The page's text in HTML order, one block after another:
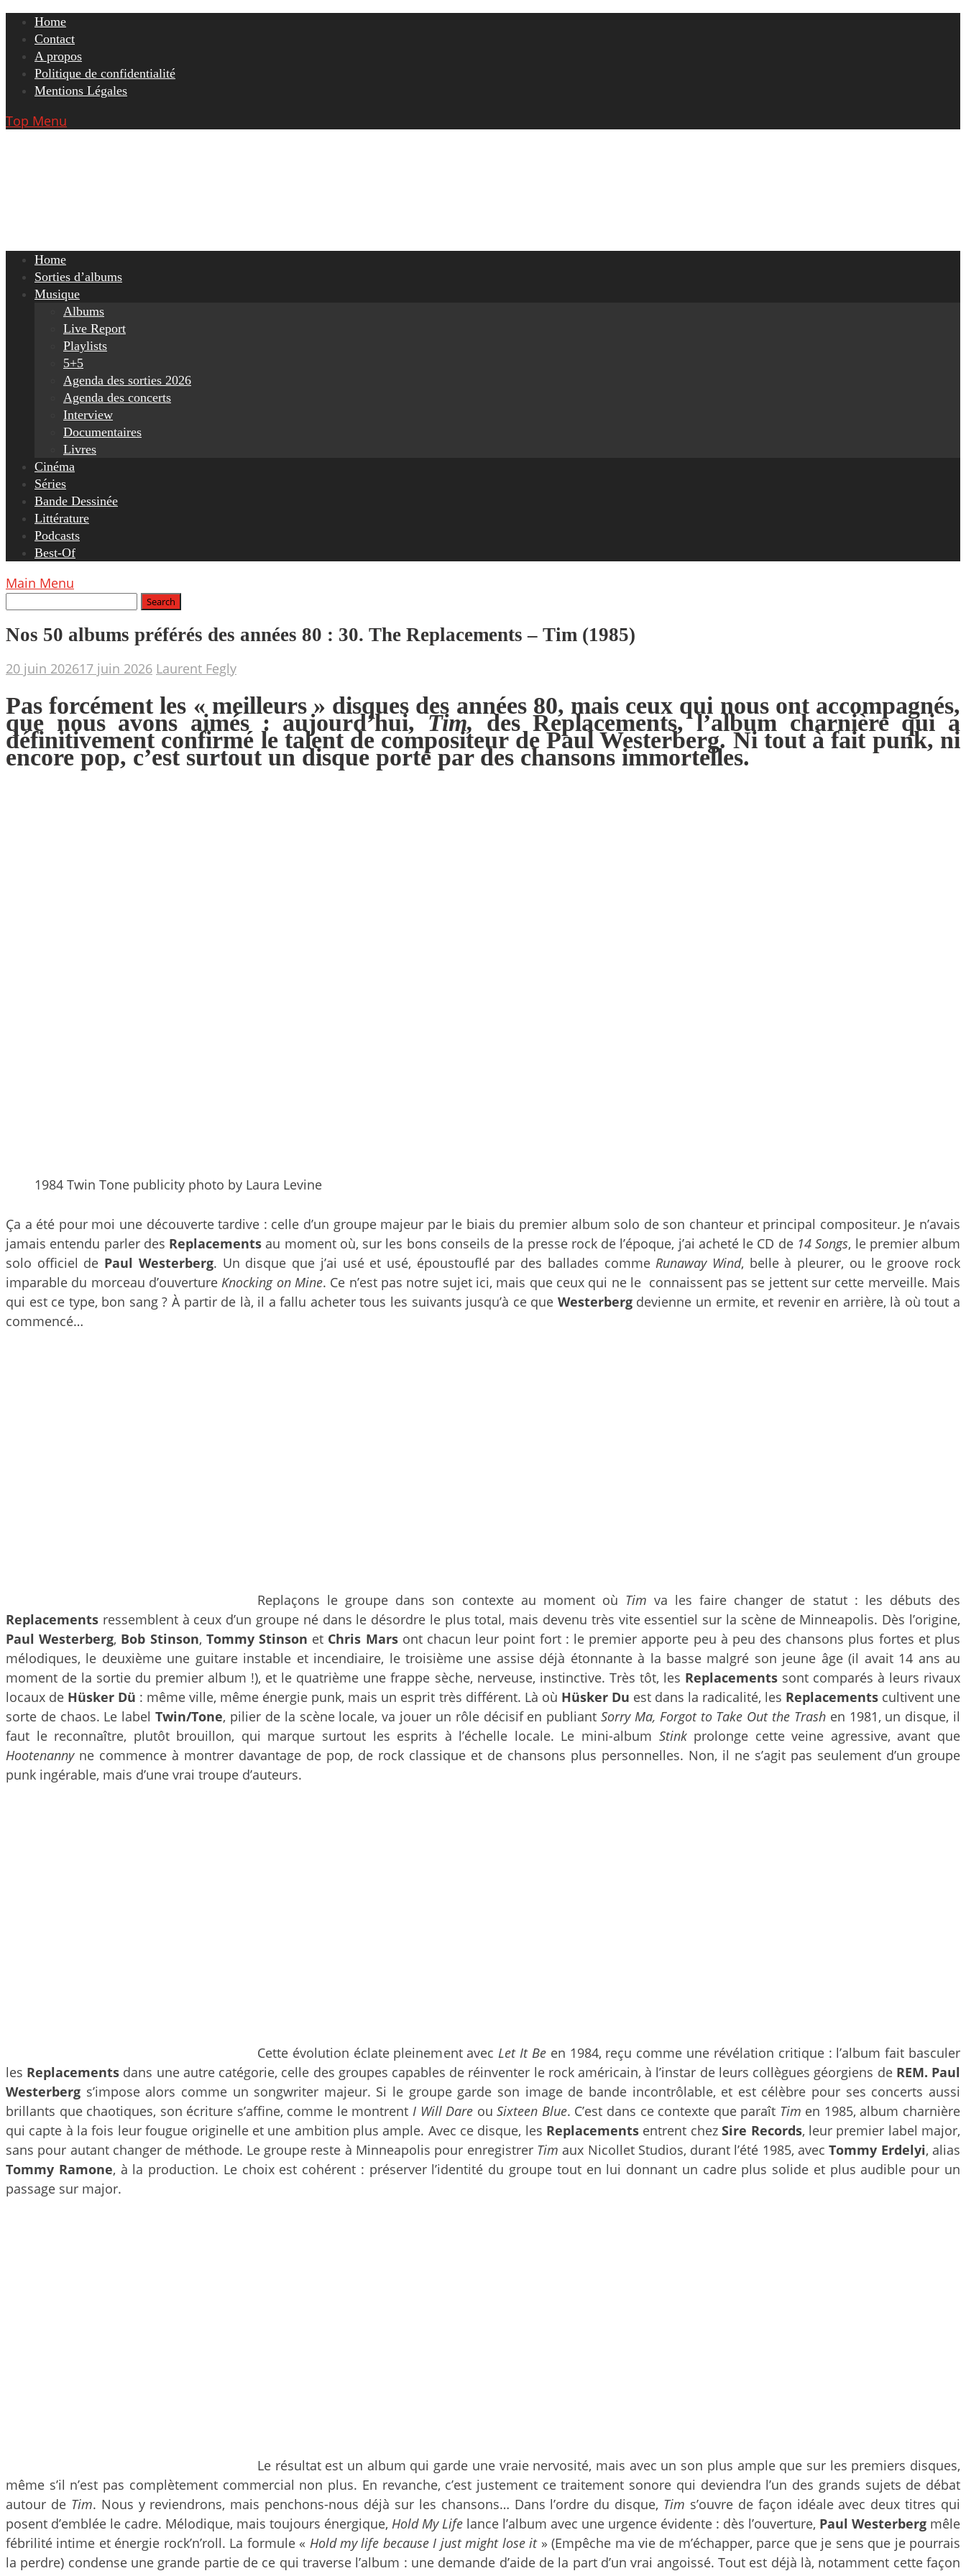
Skip
content
Home
Contact
A propos
Politique de confidentialité
Mentions Légales
Top Menu
Home
Sorties d’albums
Musique
Albums
Live Report
Playlists
5+5
Agenda des sorties 2026
Agenda des concerts
Interview
Documentaires
Livres
Cinéma
Séries
Bande Dessinée
Littérature
Podcasts
Best-Of
Main Menu
Nos 50 albums préférés des années 80 : 30. The Replacements – Tim (1985)
20 juin 202617 juin 2026 Laurent Fegly
Pas forcément les « meilleurs » disques des années 80, mais ceux qui nous ont accompagnés,
que nous avons aimés : aujourd’hui,Tim,des Replacements, l’album charnière qui a
définitivement confirmé le talent de compositeur de Paul Westerberg. Ni tout à fait punk, ni
encore pop, c’est surtout un disque porté par des chansons immortelles.
1984 Twin Tone publicity photo by Laura Levine
Ça a été pour moi une découverte tardive : celle d’un groupe majeur par le biais du premier album solo de son chanteur et principal compositeur. Je n’avais
jamais entendu parler des Replacements au moment où, sur les bons conseils de la presse rock de l’époque, j’ai acheté le CD de 14 Songs, le premier album
solo officiel de Paul Westerberg. Un disque que j’ai usé et usé, époustouflé par des ballades commeRunaway Wind, belle à pleurer, ou le groove rock
imparable du morceau d’ouvertureKnocking on Mine. Ce n’est pas notre sujet ici, mais que ceux qui ne le connaissent pas se jettent sur cette merveille. Mais
qui est ce type, bon sang ? À partir de là, il a fallu acheter tous les suivants jusqu’à ce que Westerbergdevienne un ermite, et revenir en arrière, là où tout a
commencé…
Replaçons le groupe dans son contexte au moment où Tim va les faire changer de statut : les débuts des
Replacements ressemblent à ceux d’un groupe né dans le désordre le plus total, mais devenu très vite essentiel sur la scène de Minneapolis. Dès l’origine,
Paul Westerberg, Bob Stinson, Tommy Stinson et Chris Marsont chacun leur point fort : le premier apporte peu à peu des chansons plus fortes et plus
mélodiques, le deuxième une guitare instable et incendiaire, le troisième une assise déjà étonnante à la basse malgré son jeune âge (il avait 14 ans au
moment de la sortie du premier album !), et le quatrième une frappe sèche, nerveuse, instinctive. Très tôt, les Replacementssont comparés à leurs rivaux
locaux de Hüsker Dü : même ville, même énergie punk, mais un esprit très différent. Là où Hüsker Du est dans la radicalité, les Replacementscultivent une
sorte de chaos. Le labelTwin/Tone, pilier de la scène locale, va jouer un rôle décisif en publiantSorry Ma, Forgot to Take Out the Trashen 1981, un disque, il
faut le reconnaître, plutôt brouillon, qui marque surtout les esprits à l’échelle locale. Le mini-album Stinkprolonge cette veine agressive, avant que
Hootenannyne commence à montrer davantage de pop, de rock classique et de chansons plus personnelles. Non, il ne s’agit pas seulement d’un groupe
punk ingérable, mais d’une vrai troupe d’auteurs.
Cette évolution éclate pleinement avecLet It Been 1984, reçu comme une révélation critique : l’album fait basculer
les Replacements dans une autre catégorie, celle des groupes capables de réinventer le rock américain, à l’instar de leurs collègues géorgiens de REM. Paul
Westerberg s’impose alors comme un songwriter majeur. Si le groupe garde son image de bande incontrôlable, et est célèbre pour ses concerts aussi
brillants que chaotiques, son écriture s’affine, comme le montrentI Will Dare ouSixteen Blue. C’est dans ce contexte que paraît Tim en 1985, album charnière
qui capte à la fois leur fougue originelle et une ambition plus ample. Avec ce disque, les Replacements entrent chezSire Records, leur premier label major,
sans pour autant changer de méthode. Le groupe reste à Minneapolis pour enregistrer Tim aux Nicollet Studios, durant l’été 1985, avecTommy Erdelyi, alias
Tommy Ramone, à la production. Le choix est cohérent : préserver l’identité du groupe tout en lui donnant un cadre plus solide et plus audible pour un
passage sur major.
Le résultat est un album qui garde une vraie nervosité, mais avec un son plus ample que sur les premiers disques,
même s’il n’est pas complètement commercial non plus. En revanche, c’est justement ce traitement sonore qui deviendra l’un des grands sujets de débat
autour de Tim. Nous y reviendrons, mais penchons-nous déjà sur les chansons… Dans l’ordre du disque, Tim s’ouvre de façon idéale avec deux titres qui
posent d’emblée le cadre. Mélodique, mais toujours énergique, Hold My Life lance l’album avec une urgence évidente : dès l’ouverture, Paul Westerberg mêle
fébrilité intime et énergie rock’n’roll. La formule « Hold my life because I just might lose it» (Empêche ma vie de m’échapper, parce que je sens que je pourrais
la perdre) condense une grande partie de ce qui traverse l’album : une demande d’aide de la part d’un vrai angoissé. Tout est déjà là, notamment cette façon